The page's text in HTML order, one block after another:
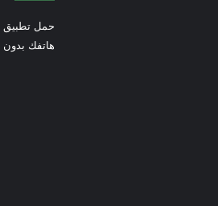
حمل تطبيق
هاتفك بدون